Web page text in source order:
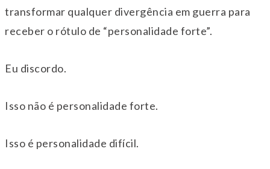
transformar qualquer divergência em guerra para
receber o rótulo de “personalidade forte”.
Eu discordo.
Isso não é personalidade forte.
Isso é personalidade difícil.